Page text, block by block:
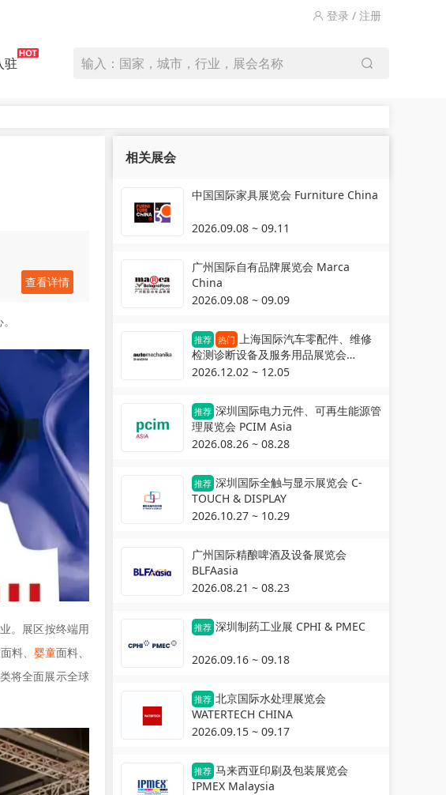
登录 / 注册
驻 输入：国家，城市，行业，展会名称
查看详情
。展区按终端用
料、 婴童面料、
将全面展示全球
相关展会
中国国际家具展览会 Furniture China
2026.09.08 ~ 09.11
广州国际自有品牌展览会 Marca
China
2026.09.08 ~ 09.09
推荐 热门 上海国际汽车零配件、维修
检测诊断设备及服务用品展览会
Automechanika Shanghai
2026.12.02 ~ 12.05
推荐 深圳国际电力元件、可再生能源管
理展览会 PCIM Asia
2026.08.26 ~ 08.28
推荐 深圳国际全触与显示展览会 C-
TOUCH & DISPLAY
2026.10.27 ~ 10.29
广州国际精酿啤酒及设备展览会
BLFAasia
2026.08.21 ~ 08.23
推荐 深圳制药工业展 CPHI & PMEC
2026.09.16 ~ 09.18
推荐 北京国际水处理展览会
WATERTECH CHINA
2026.09.15 ~ 09.17
推荐 马来西亚印刷及包装展览会
IPMEX Malaysia